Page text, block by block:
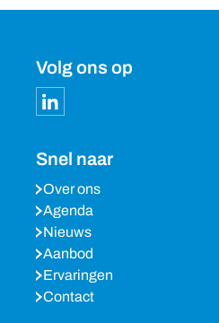
Volg ons op
Snel naar
Over ons
Agenda
Nieuws
Aanbod
Ervaringen
Contact